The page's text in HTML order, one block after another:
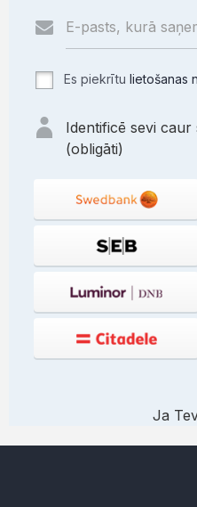
Es piekrītu lietošanas
Identificē sevi
(obligāti)
Ja